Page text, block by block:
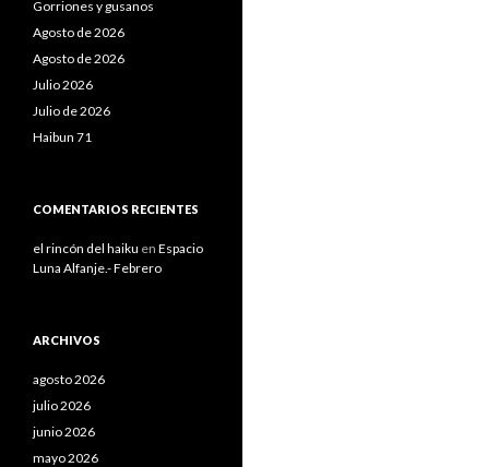
Gorriones y gusanos
Agosto de 2026
Agosto de 2026
Julio 2026
Julio de 2026
Haibun 71
COMENTARIOS RECIENTES
el rincón del haiku en Espacio
Luna Alfanje.- Febrero
ARCHIVOS
agosto 2026
julio 2026
junio 2026
mayo 2026